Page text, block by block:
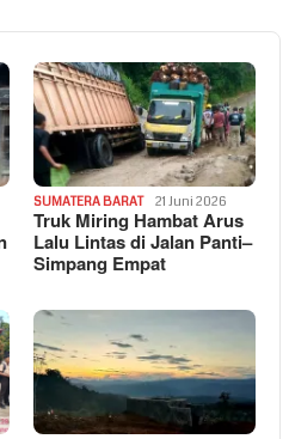
SUMATERA BARAT 21 Juni 2026
Truk Miring Hambat Arus
Lalu Lintas di Jalan Panti–
Simpang Empat